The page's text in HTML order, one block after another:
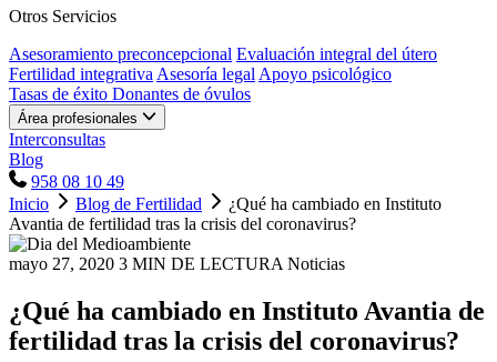
Otros Servicios
Asesoramiento preconcepcional Evaluación integral del útero
Fertilidad integrativaAsesoría legalApoyo psicológico
Tasas de éxito Donantes de óvulos
Área profesionales
Interconsultas
Blog
958 08 10 49
Inicio
Blog de Fertilidad
¿Qué ha cambiado en Instituto
Avantia de fertilidad tras la crisis del coronavirus?
mayo 27, 2020 3 MIN DE LECTURA Noticias
¿Qué ha cambiado en Instituto Avantia de
fertilidad tras la crisis del coronavirus?